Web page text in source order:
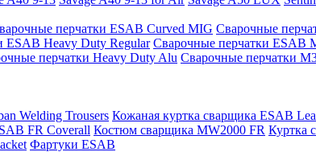
перчатки ESAB Curved MIG Сварочные
ESAB Heavy Duty Regular Сварочные перчатки ESAB
перчатки Heavy Duty Alu Сварочные перчатки
Welding Trousers Кожаная куртка сварщика ESAB
FR Coverall Костюм сварщика MW2000 FR Куртка
Фартуки ESAB